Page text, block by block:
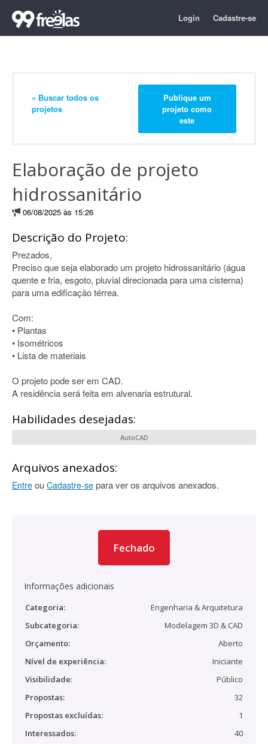
Login Cadastre-se
« Buscar todos os
projetos
Publique um
projeto como
este
Elaboração de projeto
hidrossanitário
06/08/2025 às 15:26
Descrição do Projeto:
Prezados,
Preciso que seja elaborado um projeto hidrossanitário (água
quente e fria, esgoto, pluvial direcionada para uma cisterna)
para uma edificação térrea.
Com:
• Plantas
• Isométricos
• Lista de materiais
O projeto pode ser em CAD.
A residência será feita em alvenaria estrutural.
Habilidades desejadas:
AutoCAD
Arquivos anexados:
Entre ou Cadastre-se para ver os arquivos anexados.
Fechado
Informações adicionais
Categoria:
Engenharia & Arquitetura
Subcategoria:
Modelagem 3D & CAD
Orçamento:
Aberto
Nível de experiência:
Iniciante
Visibilidade:
Público
Propostas:
32
Propostas excluídas:
1
Interessados:
40